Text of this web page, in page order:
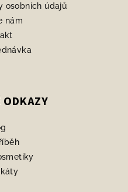
osobních údajů
nám